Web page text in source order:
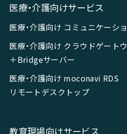
医療・介護向けサービス
医療・介護向け コミュニケーシ
医療・介護向け クラウドゲート
＋Bridgeサーバー
医療・介護向け moconavi RDS
リモートデスクトップ
教育現場向けサービス